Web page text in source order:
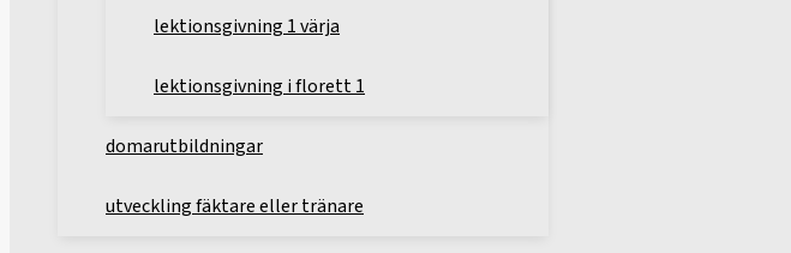
lektionsgivning 1 värja
lektionsgivning i florett 1
domarutbildningar
utveckling fäktare eller tränare